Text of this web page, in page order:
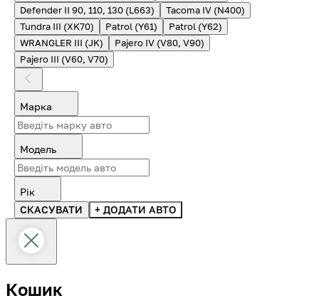
Defender II 90, 110, 130 (L663)
Tacoma IV (N400)
Tundra III (XK70)
Patrol (Y61)
Patrol (Y62)
WRANGLER III (JK)
Pajero IV (V80, V90)
Pajero III (V60, V70)
Марка
Модель
Рік
СКАСУВАТИ
+ ДОДАТИ АВТО
Кошик